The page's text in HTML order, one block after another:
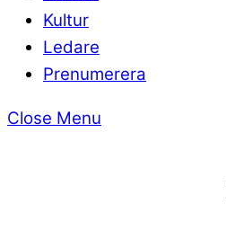
Kultur
Ledare
Prenumerera
Close Menu